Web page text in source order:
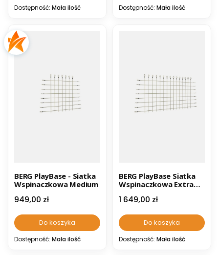
Dostępność: Mała ilość Dostępność: Mała ilość
BERG PlayBase - Siatka
Wspinaczkowa Medium
Cena
949,00 zł
Do koszyka
Dostępność: Mała ilość
BERG PlayBase Siatka
Wspinaczkowa Extra
Cena
1 649,00 zł
Do koszyka
Dostępność: Mała ilość